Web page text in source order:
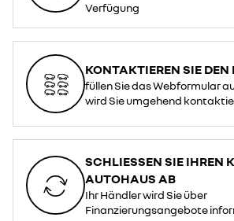
Verfügung
KONTAKTIEREN SIE
füllen Sie das Webformular
wird Sie umgehend
SCHLIESSEN SIE IHREN
UTOHAUS AB
Ihr Händler wird Sie über
Finanzierungsangebote